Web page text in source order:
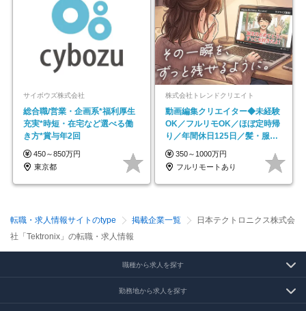
サイボウズ株式会社
総合職/営業・企画系*福利厚生
充実*時短・在宅など選べる働
き方*賞与年2回
450～850万円
東京都
株式会社トレンドクリエイト
動画編集クリエイター◆未経験
OK／フルリモOK／ほぼ定時帰
り／年間休日125日／髪・服・
ネイル自由／副業OK
350～1000万円
フルリモートあり
転職・求人情報サイトのtype 掲載企業一覧
日本テクトロニクス株式会
社「Tektronix」の転職・求人情報
職種から求人を探す
勤務地から求人を探す